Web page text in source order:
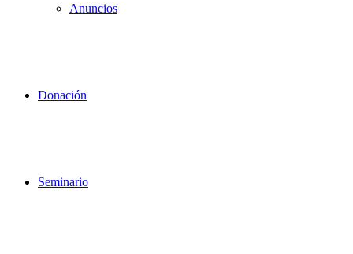
Anuncios
Donación
Seminario